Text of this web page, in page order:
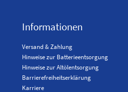
Informationen
Versand & Zahlung
Hinweise zur Batterieentsorgung
Hinweise zur Altölentsorgung
Barrierefreiheitserklärung
Karriere